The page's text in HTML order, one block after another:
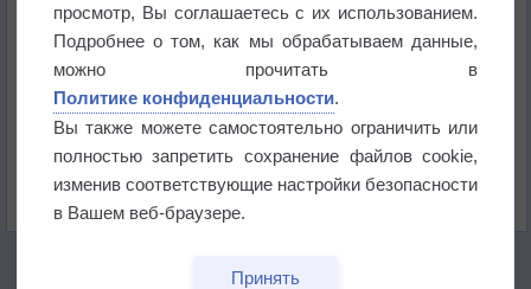
Атмосфера начала замерзать
В Приморье обнаружены морские волны тепла
бабочек
просмотр, Вы соглашаетесь с их использованием.
Подробнее о том, как мы обрабатываем данные,
можно прочитать в
Политике конфиденциальности.
Вы также можете самостоятельно ограничить или
полностью запретить сохранение файлов cookie,
изменив соответствующие настройки безопасности
в Вашем веб-браузере.
Принять